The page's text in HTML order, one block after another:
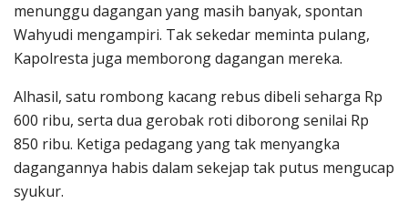
menunggu dagangan yang masih banyak, spontan
Wahyudi mengampiri. Tak sekedar meminta pulang,
Kapolresta juga memborong dagangan mereka.
Alhasil, satu rombong kacang rebus dibeli seharga Rp
600 ribu, serta dua gerobak roti diborong senilai Rp
850 ribu. Ketiga pedagang yang tak menyangka
dagangannya habis dalam sekejap tak putus mengucap
syukur.